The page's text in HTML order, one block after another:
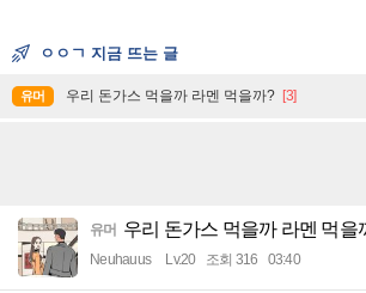
ㅇㅇㄱ 지금 뜨는 글
유머 우리 돈가스 먹을까 라멘 먹을까? [3]
유머 우리 돈가스 먹을까 라멘 먹을
Neuhauus Lv.20 조회 316 03:40